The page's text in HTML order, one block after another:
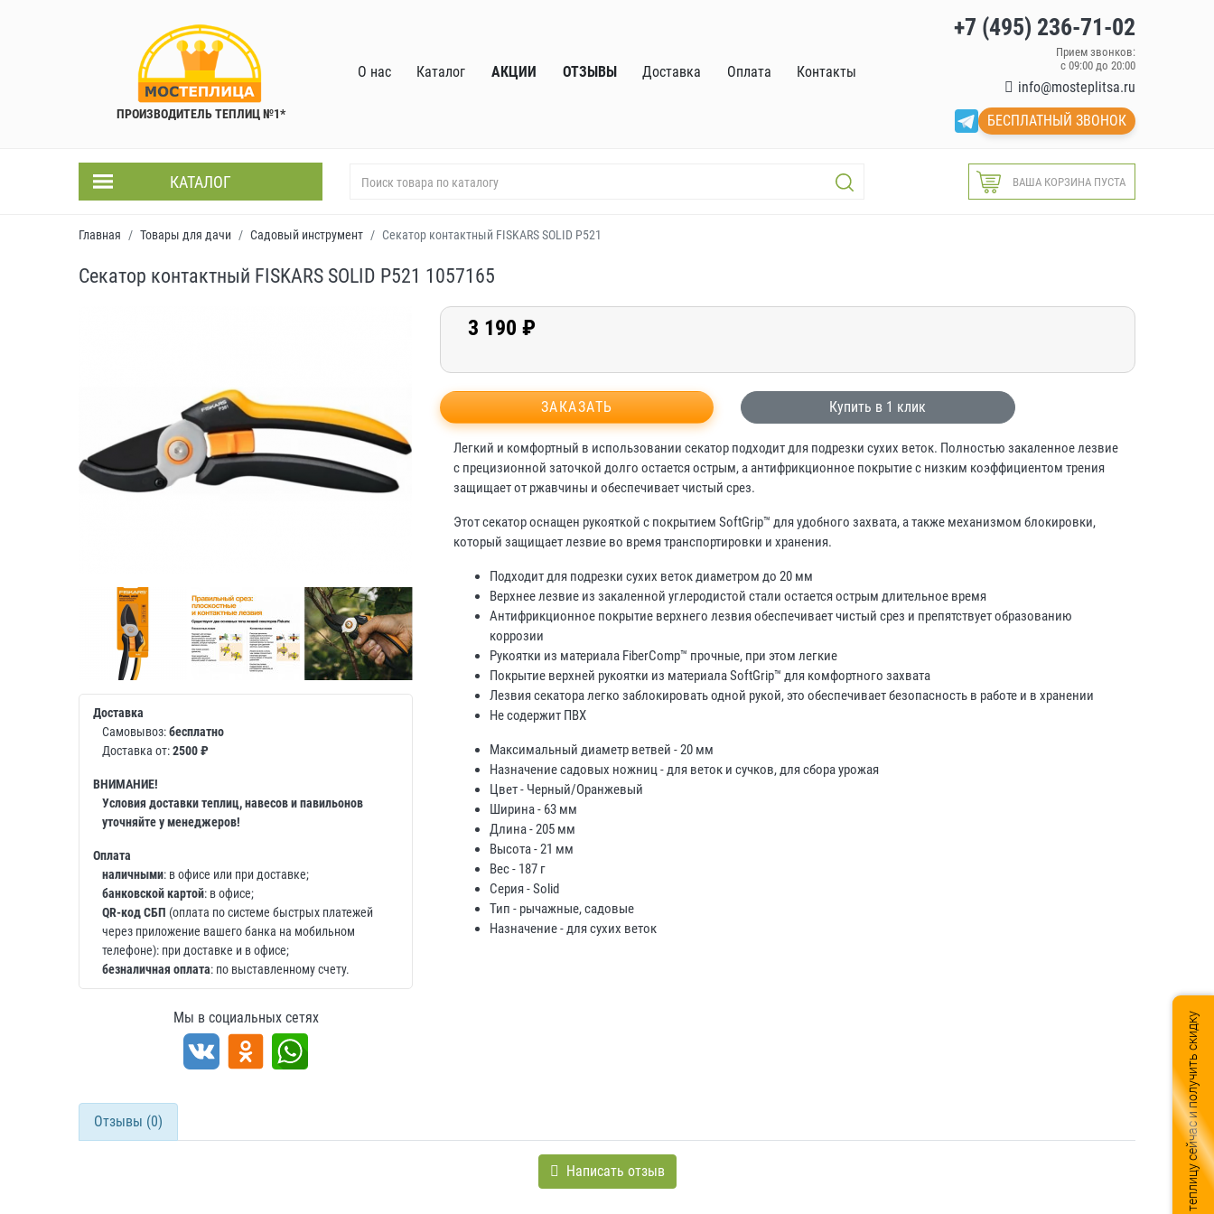
ПРОИЗВОДИТЕЛЬ ТЕПЛИЦ №1*
О нас Каталог АКЦИИ ОТЗЫВЫ Доставка Оплата Контакты
+7 (495) 236-71-02
Прием звонков:
с 09:00 до 20:00
info@mosteplitsa.ru
БЕСПЛАТНЫЙ ЗВОНОК
КАТАЛОГ ВАША КОРЗИНА ПУСТА
Главная Товары для дачи Садовый инструмент Секатор контактный FISKARS SOLID P521
Секатор контактный FISKARS SOLID P521 1057165
Доставка
Самовывоз:бесплатно
Доставка от:2500 ₽
ВНИМАНИЕ!
Условия доставки теплиц, навесов и павильонов
уточняйте у менеджеров!
Оплата
наличными: в офисе или при доставке;
банковской картой: в офисе;
QR-код СБП (оплата по системе быстрых платежей
через приложение вашего банка на мобильном
телефоне): при доставке и в офисе;
безналичная оплата: по выставленному счету.
Мы в социальных сетях
3 190 ₽
ЗАКАЗАТЬ Купить в 1 клик
Легкий и комфортный в использовании секатор подходит для подрезки сухих веток. Полностью закаленное лезвие
с прецизионной заточкой долго остается острым, а антифрикционное покрытие с низким коэффициентом трения
защищает от ржавчины и обеспечивает чистый срез.
Этот секатор оснащен рукояткой с покрытием SoftGrip™ для удобного захвата, а также механизмом блокировки,
который защищает лезвие во время транспортировки и хранения.
Подходит для подрезки сухих веток диаметром до 20 мм
Верхнее лезвие из закаленной углеродистой стали остается острым длительное время
Антифрикционное покрытие верхнего лезвия обеспечивает чистый срез и препятствует образованию
коррозии
Рукоятки из материала FiberComp™ прочные, при этом легкие
Покрытие верхней рукоятки из материала SoftGrip™ для комфортного захвата
Лезвия секатора легко заблокировать одной рукой, это обеспечивает безопасность в работе и в хранении
Не содержит ПВХ
Максимальный диаметр ветвей - 20 мм
Назначение садовых ножниц - для веток и сучков, для сбора урожая
Цвет - Черный/Оранжевый
Ширина - 63 мм
Длина - 205 мм
Высота - 21 мм
Вес - 187 г
Серия - Solid
Тип - рычажные, садовые
Назначение - для сухих веток
Отзывы (0)
Написать отзыв Подобрать теплицу сейчас и получить скидку